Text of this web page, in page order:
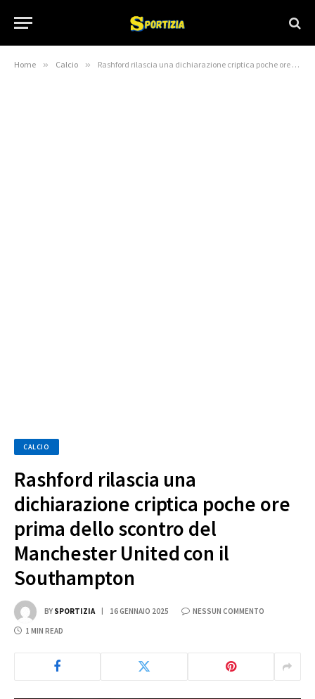
Home » Calcio » Rashford rilascia una dichiarazione criptica poche ore prima dello scontro del Manchester United con il Southampton
CALCIO
Rashford rilascia una
dichiarazione criptica poche ore
prima dello scontro del
Manchester United con il
Southampton
BY SPORTIZIA 16 GENNAIO 2025 NESSUN COMMENTO
1 MIN READ